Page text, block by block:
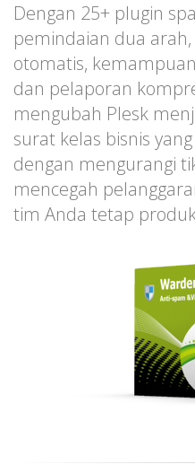
Dengan 25+ plugin
pemindaian dua
otomatis,
dan pelaporan
mengubah Plesk
surat kelas bisnis
dengan mengurangi
mencegah
tim Anda tetap